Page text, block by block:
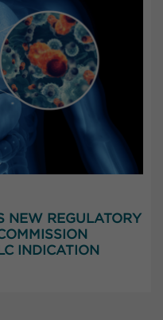
NEW REGULATORY
INDICATION